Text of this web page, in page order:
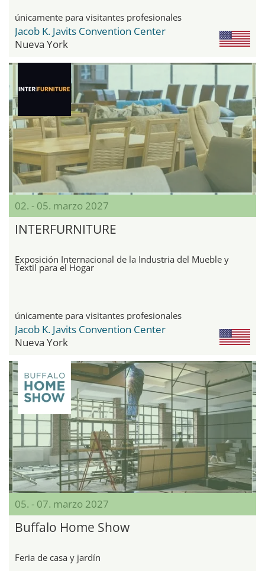
únicamente para visitantes profesionales
Jacob K. Javits Convention Center
Nueva York
02. - 05. marzo 2027
INTERFURNITURE
Exposición Internacional de la Industria del Mueble y
Textil para el Hogar
únicamente para visitantes profesionales
Jacob K. Javits Convention Center
Nueva York
05. - 07. marzo 2027
Buffalo Home Show
Feria de casa y jardín